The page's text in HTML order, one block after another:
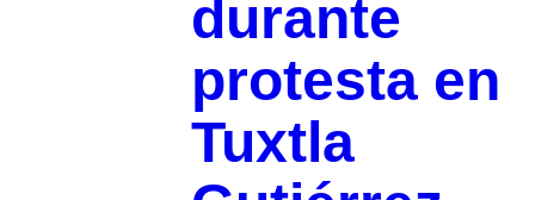
durante
protesta en
Tuxtla